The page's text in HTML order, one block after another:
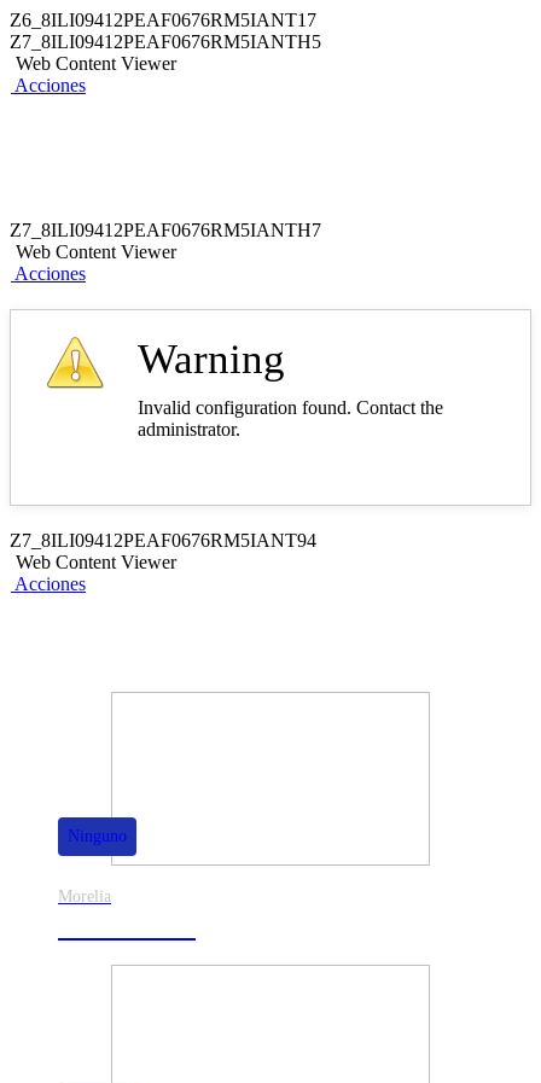
Z6_8ILI09412PEAF0676RM5IANT17
Z7_8ILI09412PEAF0676RM5IANTH5
Web Content Viewer
Acciones
Z7_8ILI09412PEAF0676RM5IANTH7
Web Content Viewer
Acciones
Warning
Invalid configuration found. Contact the
administrator.
Z7_8ILI09412PEAF0676RM5IANT94
Web Content Viewer
Acciones
Ninguno
Morelia